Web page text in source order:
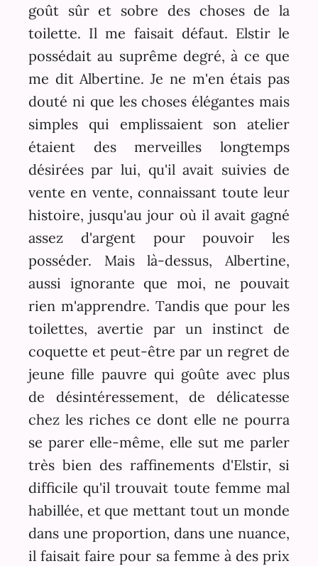
goût sûr et sobre des choses de la
toilette. Il me faisait défaut. Elstir le
possédait au suprême degré, à ce que
me dit Albertine. Je ne m'en étais pas
douté ni que les choses élégantes mais
simples qui emplissaient son atelier
étaient des merveilles longtemps
désirées par lui, qu'il avait suivies de
vente en vente, connaissant toute leur
histoire, jusqu'au jour où il avait gagné
assez d'argent pour pouvoir les
posséder. Mais là-dessus, Albertine,
aussi ignorante que moi, ne pouvait
rien m'apprendre. Tandis que pour les
toilettes, avertie par un instinct de
coquette et peut-être par un regret de
jeune fille pauvre qui goûte avec plus
de désintéressement, de délicatesse
chez les riches ce dont elle ne pourra
se parer elle-même, elle sut me parler
très bien des raffinements d'Elstir, si
difficile qu'il trouvait toute femme mal
habillée, et que mettant tout un monde
dans une proportion, dans une nuance,
il faisait faire pour sa femme à des prix